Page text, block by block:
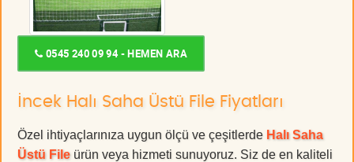
0545 240 09 94 - HEMEN ARA
İncek Halı Saha Üstü File Fiyatları
Özel ihtiyaçlarınıza uygun ölçü ve çeşitlerde Halı Saha
Üstü Fileürün veya hizmeti sunuyoruz. Siz de en kaliteli